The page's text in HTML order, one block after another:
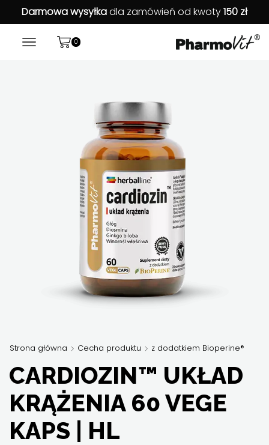
Darmowa wysyłkadla zamówień od kwoty150 zł
0
Strona główna Cecha produktu z dodatkiem Bioperine®
CARDIOZIN™ UKŁAD
KRĄŻENIA 60 VEGE
KAPS | HL